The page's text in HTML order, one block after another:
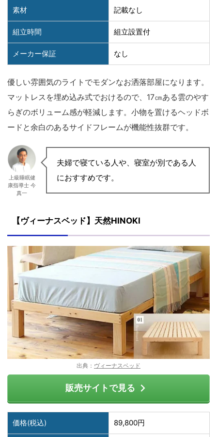
素材 記載なし
組立時間 組立設置付
メーカー保証 なし
優しい雰囲気のライトでモダンなお洒落部屋になります。
マットレスを埋め込み式でおけるので、17㎝ある雲のやす
らぎのボリューム感が軽減します。小物を置けるヘッドボ
ードと余白のあるサイドフレームが機能性抜群です。
上級睡眠健
康指導士 今
真一
夫婦で寝ている人や、寝室が別である人
におすすめです。
【ヴィーナスベッド】天然HINOKI
出典： ヴィーナスベッド
販売サイトで見る
価格(税込) 89,800円